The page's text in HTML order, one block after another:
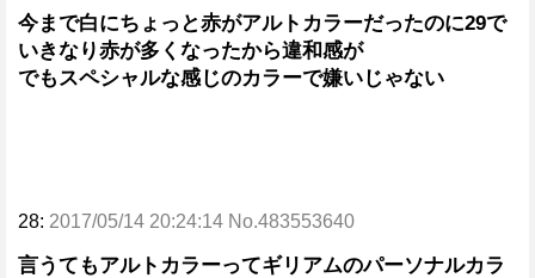
今まで白にちょっと赤がアルトカラーだったのに29で
いきなり赤が多くなったから違和感が
でもスペシャルな感じのカラーで嫌いじゃない
28: 2017/05/14 20:24:14 No.483553640
言うてもアルトカラーってギリアムのパーソナルカラ